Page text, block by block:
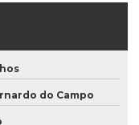
do Campo